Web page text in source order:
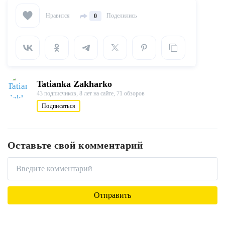
Нравится 0 Поделились
Tatianka Zakharko
43 подписчиков, 8 лет на сайте, 71 обзоров
Подписаться
Оставьте свой комментарий